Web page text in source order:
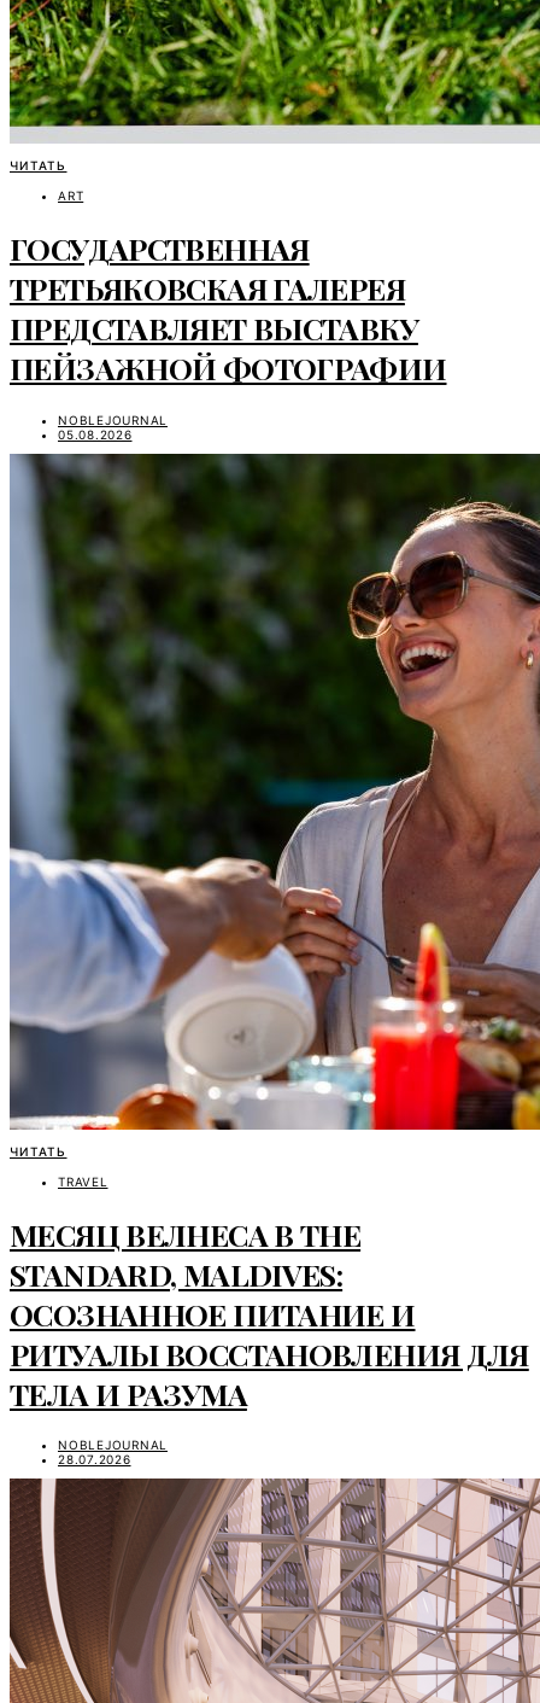
ЧИТАТЬ
ART
ГОСУДАРСТВЕННАЯ
ТРЕТЬЯКОВСКАЯ ГАЛЕРЕЯ
ПРЕДСТАВЛЯЕТ ВЫСТАВКУ
ПЕЙЗАЖНОЙ ФОТОГРАФИИ
NOBLEJOURNAL
05.08.2026
ЧИТАТЬ
TRAVEL
МЕСЯЦ ВЕЛНЕСА В THE
STANDARD, MALDIVES:
ОСОЗНАННОЕ ПИТАНИЕ И
РИТУАЛЫ ВОССТАНОВЛЕНИЯ ДЛЯ
ТЕЛА И РАЗУМА
NOBLEJOURNAL
28.07.2026